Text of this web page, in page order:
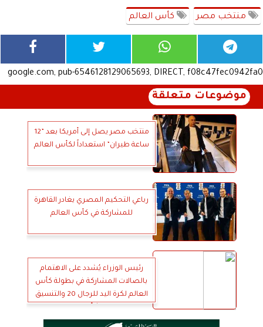
منتخب مصر كأس العالم
google.com, pub-6546128129065693, DIRECT, f08c47fec0942fa0
موضوعات متعلقة
منتخب مصر يصل إلى أمريكا بعد ”12
ساعة طيران” استعداداً لكأس العالم
رباعي التحكيم المصري يغادر القاهرة
للمشاركة في كأس العالم
رئيس الوزراء يُشدد على الاهتمام
بالصالات المشاركة في بطولة كأس
العالم لكرة اليد للرجال 20 والتنسيق
والجماهير